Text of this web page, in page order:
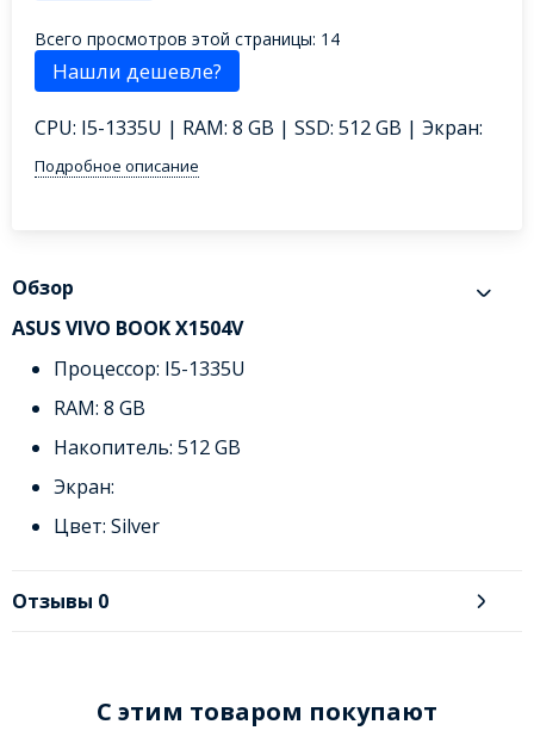
Всего просмотров этой страницы: 14
CPU: I5-1335U | RAM: 8 GB | SSD: 512 GB | Экран:
Подробное описание
Обзор
ASUS VIVO BOOK X1504V
Процессор: I5-1335U
RAM: 8 GB
Накопитель: 512 GB
Экран:
Цвет: Silver
Отзывы 0
C этим товаром покупают